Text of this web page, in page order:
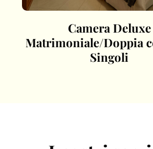
Camera Deluxe
Matrimoniale/Doppia
Singoli